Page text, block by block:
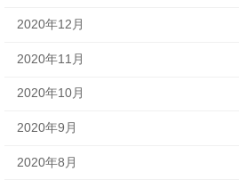
2020年12月
2020年11月
2020年10月
2020年9月
2020年8月